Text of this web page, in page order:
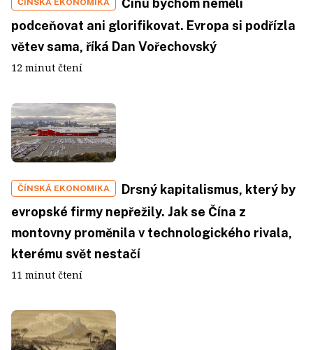
ČÍNSKÁ EKONOMIKA
Čínu bychom neměli
podceňovat ani glorifikovat. Evropa si podřízla
větev sama, říká Dan Vořechovský
12 minut čtení
ČÍNSKÁ EKONOMIKA
Drsný kapitalismus, který by
evropské firmy nepřežily. Jak se Čína z
montovny proměnila v technologického rivala,
kterému svět nestačí
11 minut čtení